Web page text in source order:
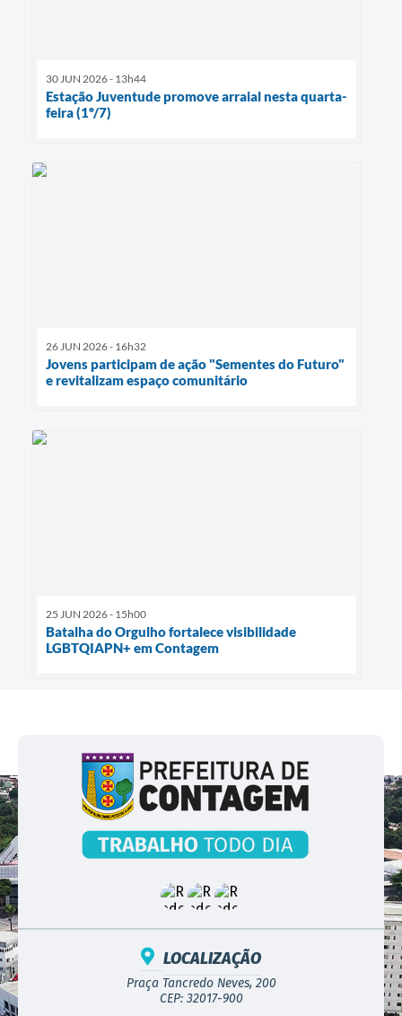
30 JUN 2026 - 13h44
Estação Juventude promove arraial nesta quarta-
feira (1º/7)
26 JUN 2026 - 16h32
Jovens participam de ação "Sementes do Futuro"
e revitalizam espaço comunitário
25 JUN 2026 - 15h00
Batalha do Orgulho fortalece visibilidade
LGBTQIAPN+ em Contagem
LOCALIZAÇÃO
Praça Tancredo Neves, 200
CEP: 32017-900